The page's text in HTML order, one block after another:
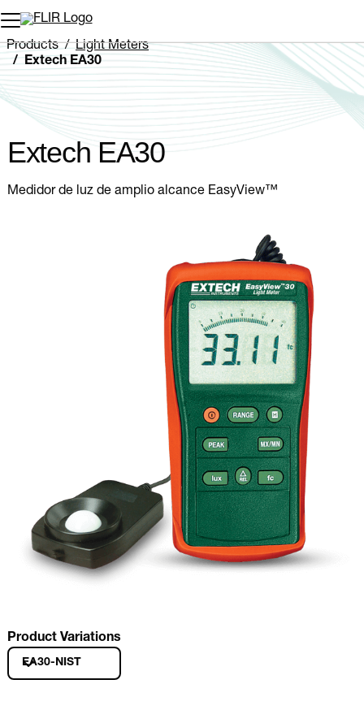
Products
Light Meters
Extech EA30
Extech EA30
Medidor de luz de amplio alcance EasyView™
Product Variations
EA30-NIST